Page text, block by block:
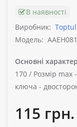
В наявності
Виробник: Toptul
Модель:
Основні
170 / Розмір max -
ключа -
115 грн.